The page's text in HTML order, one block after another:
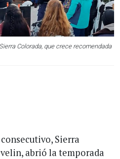
Colorada, que crece recomendada
Sierra
abrió la temporada